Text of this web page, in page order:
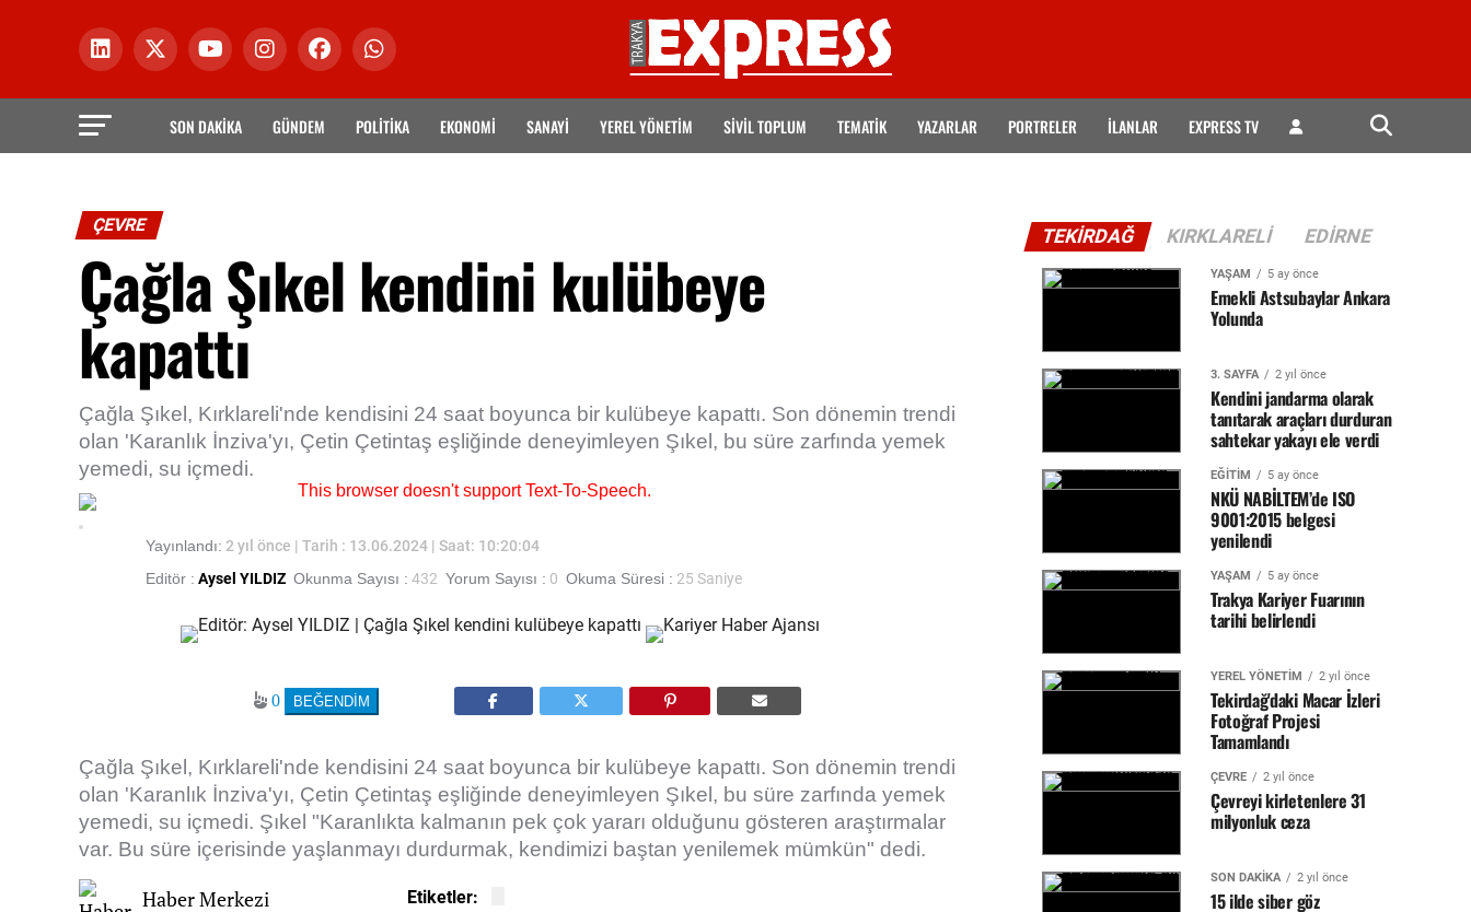
SON DAKİKA GÜNDEM POLİTİKA EKONOMİ SANAYİ YEREL YÖNETİM SİVİL TOPLUM TEMATIK YAZARLAR PORTRELER İLANLAR EXPRESS TV
TEKIRDAĞ KIRKLARELI EDIRNE
YAŞAM 5 ay önce
Emekli Astsubaylar Ankara
Yolunda
3. SAYFA 2 yıl önce
Kendini jandarma olarak
tanıtarak araçları durduran
sahtekar yakayı ele verdi
EĞİTİM 5 ay önce
NKÜ NABİLTEM’de ISO
9001:2015 belgesi
yenilendi
YAŞAM 5 ay önce
Trakya Kariyer Fuarının
tarihi belirlendi
YEREL YÖNETİM 2 yıl önce
Tekirdağ'daki Macar İzleri
Fotoğraf Projesi
Tamamlandı
ÇEVRE 2 yıl önce
Çevreyi kirletenlere 31
milyonluk ceza
SON DAKİKA 2 yıl önce
15 ilde siber göz
ÇEVRE
Çağla Şıkel kendini kulübeye
kapattı
Çağla Şıkel, Kırklareli'nde kendisini 24 saat boyunca bir kulübeye kapattı. Son dönemin trendi
olan 'Karanlık İnziva'yı, Çetin Çetintaş eşliğinde deneyimleyen Şıkel, bu süre zarfında yemek
yemedi, su içmedi.
This browser doesn't support Text-To-Speech.
Yayınlandı: 2 yıl önce | Tarih : 13.06.2024 | Saat: 10:20:04
Editör : Aysel YILDIZ Okunma Sayısı : 432 Yorum Sayısı : 0 Okuma Süresi : 25 Saniye
0
Çağla Şıkel, Kırklareli'nde kendisini 24 saat boyunca bir kulübeye kapattı. Son dönemin trendi
olan 'Karanlık İnziva'yı, Çetin Çetintaş eşliğinde deneyimleyen Şıkel, bu süre zarfında yemek
yemedi, su içmedi. Şıkel "Karanlıkta kalmanın pek çok yararı olduğunu gösteren araştırmalar
var. Bu süre içerisinde yaşlanmayı durdurmak, kendimizi baştan yenilemek mümkün" dedi.
Haber Merkezi Etiketler: